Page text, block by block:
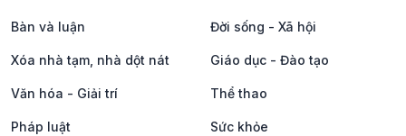
Bàn và luận Đời sống - Xã hội
Xóa nhà tạm, nhà dột nát Giáo dục - Đào tạo
Văn hóa - Giải trí Thể thao
Pháp luật Sức khỏe